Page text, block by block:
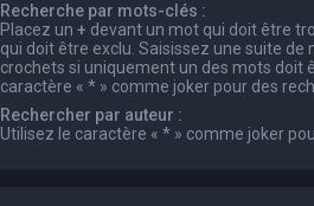
Recherche par mots-clés :
Placez un + devant un mot qui doit être
qui doit être exclu. Saisissez une suite de
crochets si uniquement un des mots doit
caractère « * » comme joker pour des
Rechercher par auteur :
Utilisez le caractère « * » comme joker